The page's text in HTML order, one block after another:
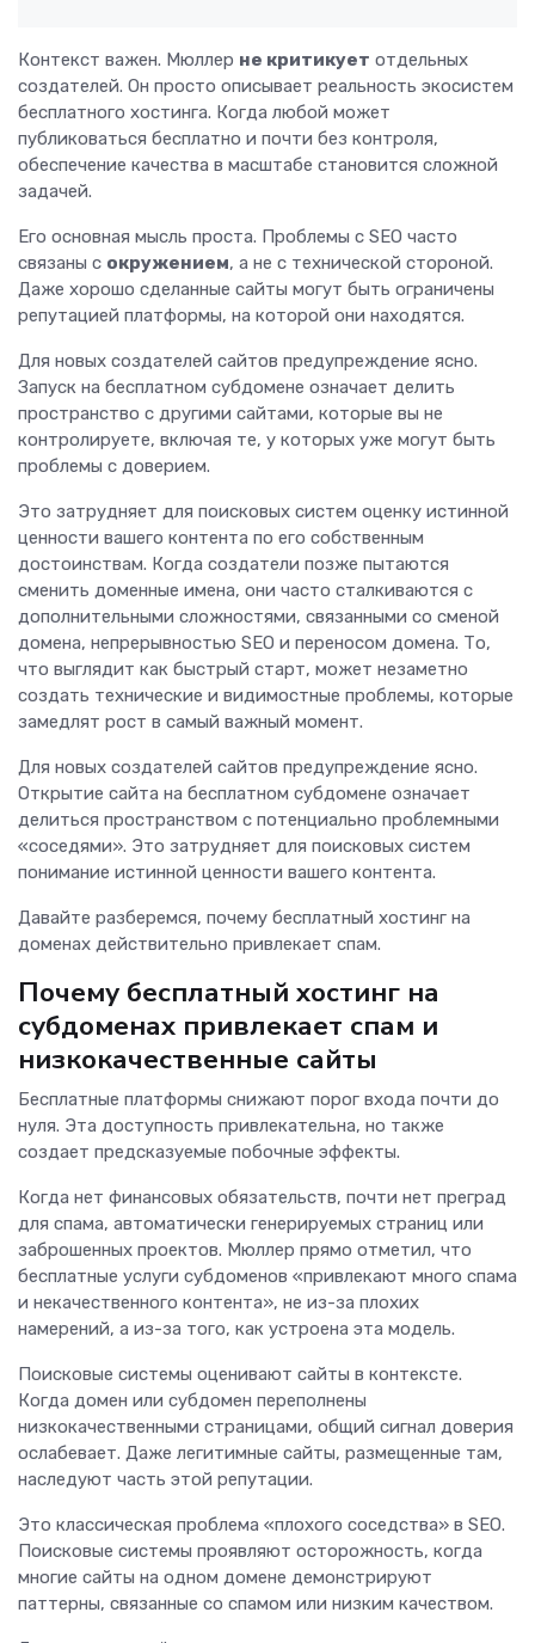
Контекст важен. Мюллер не критикует отдельных
создателей. Он просто описывает реальность экосистем
бесплатного хостинга. Когда любой может
публиковаться бесплатно и почти без контроля,
обеспечение качества в масштабе становится сложной
задачей.
Его основная мысль проста. Проблемы с SEO часто
связаны с окружением, а не с технической стороной.
Даже хорошо сделанные сайты могут быть ограничены
репутацией платформы, на которой они находятся.
Для новых создателей сайтов предупреждение ясно.
Запуск на бесплатном субдомене означает делить
пространство с другими сайтами, которые вы не
контролируете, включая те, у которых уже могут быть
проблемы с доверием.
Это затрудняет для поисковых систем оценку истинной
ценности вашего контента по его собственным
достоинствам. Когда создатели позже пытаются
сменить доменные имена, они часто сталкиваются с
дополнительными сложностями, связанными со сменой
домена, непрерывностью SEO и переносом домена. То,
что выглядит как быстрый старт, может незаметно
создать технические и видимостные проблемы, которые
замедлят рост в самый важный момент.
Для новых создателей сайтов предупреждение ясно.
Открытие сайта на бесплатном субдомене означает
делиться пространством с потенциально проблемными
«соседями». Это затрудняет для поисковых систем
понимание истинной ценности вашего контента.
Давайте разберемся, почему бесплатный хостинг на
доменах действительно привлекает спам.
Почему бесплатный хостинг на
субдоменах привлекает спам и
низкокачественные сайты
Бесплатные платформы снижают порог входа почти до
нуля. Эта доступность привлекательна, но также
создает предсказуемые побочные эффекты.
Когда нет финансовых обязательств, почти нет преград
для спама, автоматически генерируемых страниц или
заброшенных проектов. Мюллер прямо отметил, что
бесплатные услуги субдоменов «привлекают много спама
и некачественного контента», не из-за плохих
намерений, а из-за того, как устроена эта модель.
Поисковые системы оценивают сайты в контексте.
Когда домен или субдомен переполнены
низкокачественными страницами, общий сигнал доверия
ослабевает. Даже легитимные сайты, размещенные там,
наследуют часть этой репутации.
Это классическая проблема «плохого соседства» в SEO.
Поисковые системы проявляют осторожность, когда
многие сайты на одном домене демонстрируют
паттерны, связанные со спамом или низким качеством.